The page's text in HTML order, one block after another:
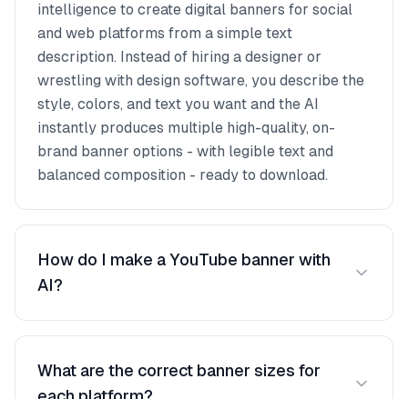
intelligence to create digital banners for social
and web platforms from a simple text
description. Instead of hiring a designer or
wrestling with design software, you describe the
style, colors, and text you want and the AI
instantly produces multiple high-quality, on-
brand banner options - with legible text and
balanced composition - ready to download.
How do I make a YouTube banner with
AI?
Describe your channel and the look you want -
gaming channel in neon blue with clean
What are the correct banner sizes for